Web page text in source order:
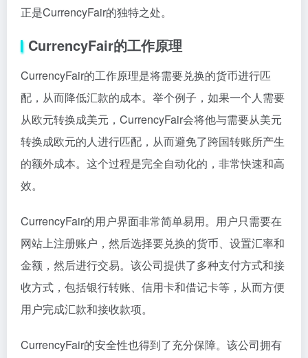
正是CurrencyFair的独特之处。
CurrencyFair的工作原理
CurrencyFair的工作原理是将需要兑换的货币进行匹
配，从而降低汇款的成本。举个例子，如果一个人需要
从欧元转换成美元，CurrencyFair会将他与需要从美元
转换成欧元的人进行匹配，从而避免了跨国转账所产生
的额外成本。这个过程是完全自动化的，非常快速和高
效。
CurrencyFair的用户界面非常简单易用。用户只需要在
网站上注册账户，然后选择要兑换的货币、设置汇率和
金额，然后进行交易。该公司提供了多种支付方式和接
收方式，包括银行转账、信用卡和借记卡等，从而方便
用户完成汇款和接收款项。
CurrencyFair的安全性也得到了充分保障。该公司拥有